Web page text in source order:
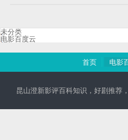
未分类
电影百度云
首页 电影
昆山澄新影评百科知识，好剧推荐